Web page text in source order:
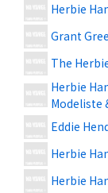
Herbie
Grant
The
Herbie
Modeliste
Eddie
Herbie
Herbie